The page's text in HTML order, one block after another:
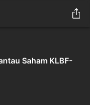
Saham KLBF-